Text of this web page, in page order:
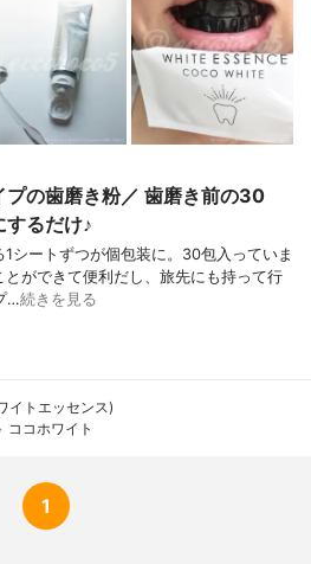
プの歯磨き粉／ 歯磨き前の30
るだけ♪
シートずつが個包装に。30包入っていま
ができて便利だし、旅先にも持って行
…続きを見る
イトエッセンス)
ココホワイト
1